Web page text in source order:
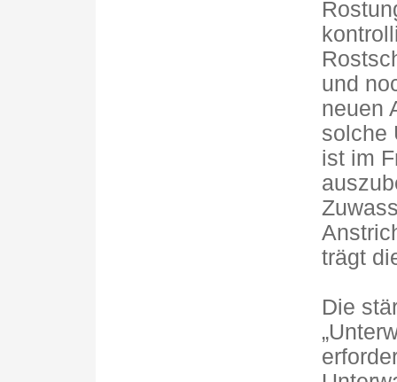
und
neuen
solche
ist im
trägt
Die